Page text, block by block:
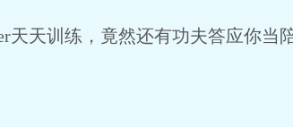
天训练，竟然还有功夫答应你当